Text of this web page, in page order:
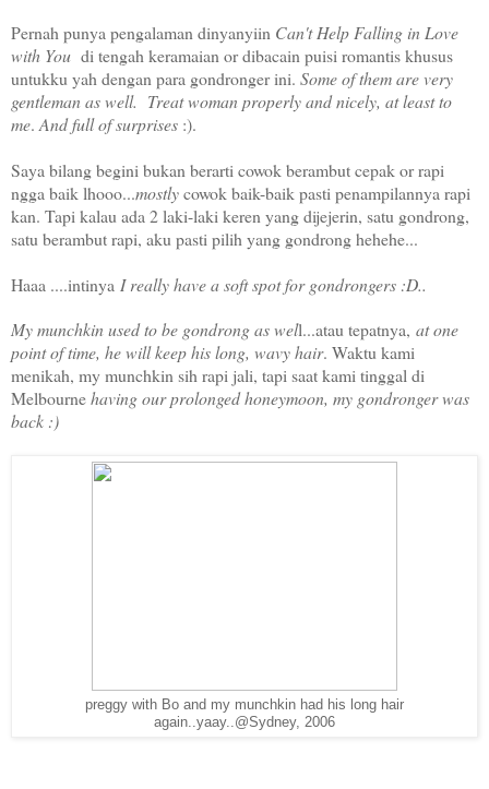
Pernah punya pengalaman dinyanyiin Can't Help Falling in Love
with You di tengah keramaian or dibacain puisi romantis khusus
untukku yah dengan para gondronger ini. Some of them are very
gentleman as well. Treat woman properly and nicely, at least to
me.And full of surprises :).
Saya bilang begini bukan berarti cowok berambut cepak or rapi
ngga baik lhooo...mostlycowok baik-baik pasti penampilannya rapi
kan. Tapi kalau ada 2 laki-laki keren yang dijejerin, satu gondrong,
satu berambut rapi, aku pasti pilih yang gondrong hehehe...
Haaa ....intinya I really have a soft spot for gondrongers :D..
My munchkin used to be gondrong as well...atau tepatnya, at one
point of time, he will keep his long, wavy hair. Waktu kami
menikah, my munchkin sih rapi jali, tapi saat kami tinggal di
Melbournehaving our prolonged honeymoon, my gondronger was
back :)
preggy with Bo and my munchkin had his long hair
again..yaay..@Sydney, 2006